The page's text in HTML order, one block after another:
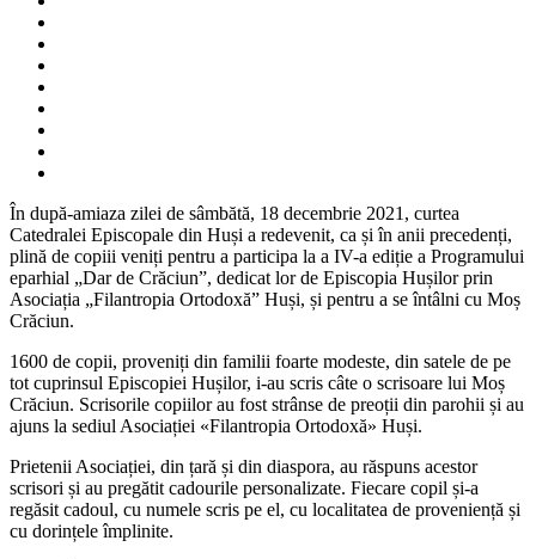
În după-amiaza zilei de sâmbătă, 18 decembrie 2021, curtea
Catedralei Episcopale din Huși a redevenit, ca și în anii precedenți,
plină de copiii veniți pentru a participa la a IV-a ediție a Programului
eparhial „Dar de Crăciun”, dedicat lor de Episcopia Hușilor prin
Asociația „Filantropia Ortodoxă” Huși, și pentru a se întâlni cu Moș
Crăciun.
1600 de copii, proveniți din familii foarte modeste, din satele de pe
tot cuprinsul Episcopiei Hușilor, i-au scris câte o scrisoare lui Moș
Crăciun. Scrisorile copiilor au fost strânse de preoții din parohii și au
ajuns la sediul Asociației «Filantropia Ortodoxă» Huși.
Prietenii Asociației, din țară și din diaspora, au răspuns acestor
scrisori și au pregătit cadourile personalizate. Fiecare copil și-a
regăsit cadoul, cu numele scris pe el, cu localitatea de proveniență și
cu dorințele împlinite.